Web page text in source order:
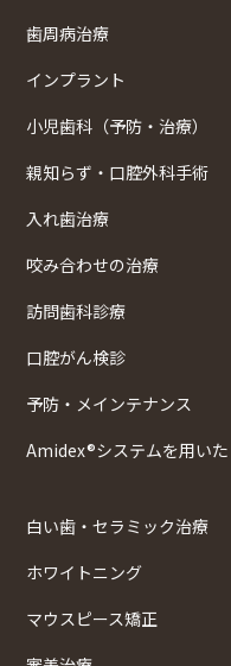
歯周病治療
インプラント
小児歯科（予防・治療）
親知らず・口腔外科手術
入れ歯治療
咬み合わせの治療
訪問歯科診療
口腔がん検診
予防・メインテナンス
Amidex®システムを用い
白い歯・セラミック治療
ホワイトニング
マウスピース矯正